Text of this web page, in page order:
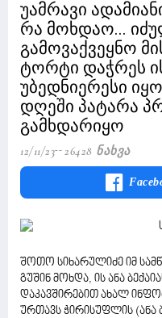
უამრავი
რა მოხდაო...
გამოვაქვეყნო
ტორტი დაჭრეს
უბედნიერესი
დღეში პატარა
გამხდარიყო
12/11/23 26428 Ნახვა
შოთო სიხარულიძე იმ
გუშინ მოხდა, ის ანა
დაკავშირებით ახალ
ურთავს ჭირისუფლის (ანა